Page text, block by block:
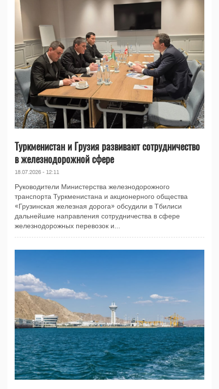
Туркменистан и Грузия развивают сотрудничество
в железнодорожной сфере
18.07.2026 - 12:11
Руководители Министерства железнодорожного
транспорта Туркменистана и акционерного общества
«Грузинская железная дорога» обсудили в Тбилиси
дальнейшие направления сотрудничества в сфере
железнодорожных перевозок и...